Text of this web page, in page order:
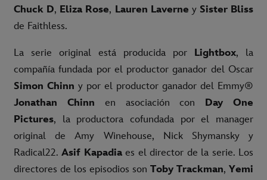
Chuck D, Eliza Rose, Lauren Laverne y Sister Bliss
de Faithless.
La serie original está producida por Lightbox, la
compañía fundada por el productor ganador del Oscar
Simon Chinn y por el productor ganador del Emmy®
Jonathan Chinn en asociación con Day One
Pictures, la productora cofundada por el manager
original de Amy Winehouse, Nick Shymansky y
Radical22.Asif Kapadiaes el director de la serie. Los
directores de los episodios son Toby Trackman, Yemi